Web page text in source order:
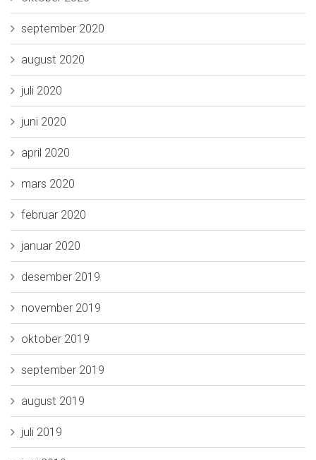
september 2020
august 2020
juli 2020
juni 2020
april 2020
mars 2020
februar 2020
januar 2020
desember 2019
november 2019
oktober 2019
september 2019
august 2019
juli 2019